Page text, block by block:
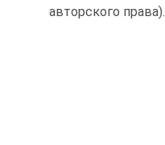
авторского права).